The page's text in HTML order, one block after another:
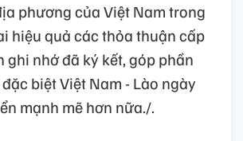
phương của Việt Nam trong
hiệu quả các thỏa thuận cấp
ghi nhớ đã ký kết, góp phần
biệt Việt Nam - Lào ngày
mạnh mẽ hơn nữa./.